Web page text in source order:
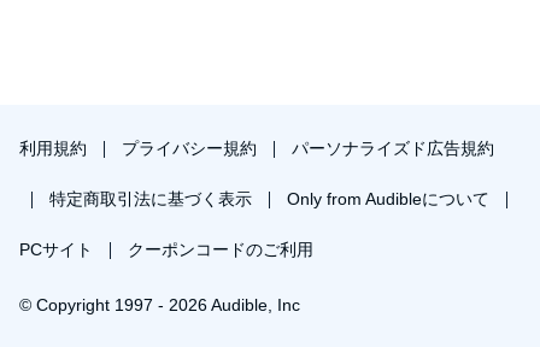
利用規約 プライバシー規約 パーソナライズド広告規約
特定商取引法に基づく表示 Only from Audibleについて
PCサイト クーポンコードのご利用
© Copyright 1997 - 2026 Audible, Inc